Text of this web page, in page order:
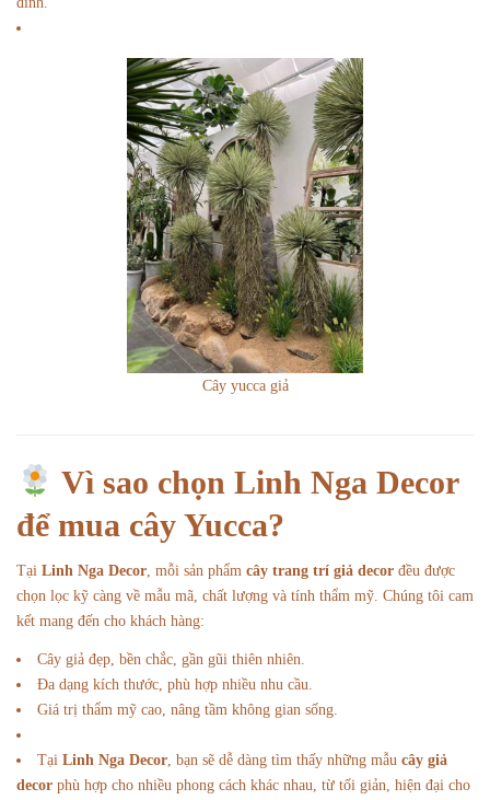
Cây yucca giả
Vì sao chọn Linh Nga Decor
để mua cây Yucca?
Tại Linh Nga Decor, mỗi sản phẩm cây trang trí giả decor đều được
chọn lọc kỹ càng về mẫu mã, chất lượng và tính thẩm mỹ. Chúng tôi cam
kết mang đến cho khách hàng:
Cây giả đẹp, bền chắc, gần gũi thiên nhiên.
Đa dạng kích thước, phù hợp nhiều nhu cầu.
Giá trị thẩm mỹ cao, nâng tầm không gian sống.
Tại Linh Nga Decor , bạn sẽ dễ dàng tìm thấy những mẫu cây giả
decor phù hợp cho nhiều phong cách khác nhau, từ tối giản, hiện đại cho